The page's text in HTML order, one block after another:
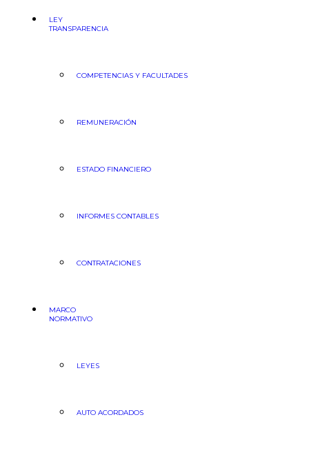
LEY
TRANSPARENCIA
COMPETENCIAS Y FACULTADES
REMUNERACIÓN
ESTADO FINANCIERO
INFORMES CONTABLES
CONTRATACIONES
MARCO
NORMATIVO
LEYES
AUTO ACORDADOS